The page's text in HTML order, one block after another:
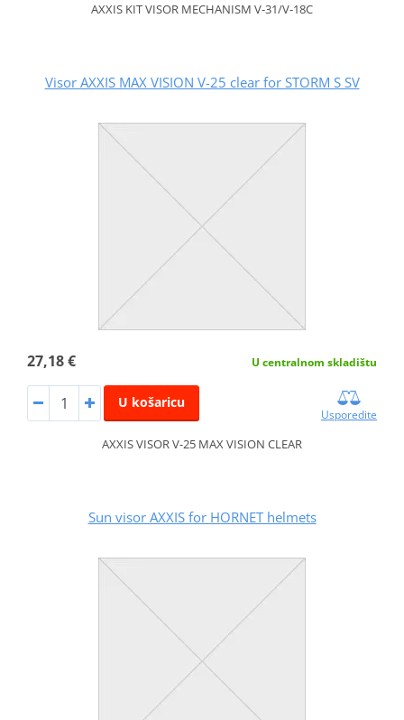
AXXIS KIT VISOR MECHANISM V-31/V-18C
Visor AXXIS MAX VISION V-25 clear for STORM S SV
27,18 € U centralnom skladištu
U košaricu
Usporedite
AXXIS VISOR V-25 MAX VISION CLEAR
Sun visor AXXIS for HORNET helmets